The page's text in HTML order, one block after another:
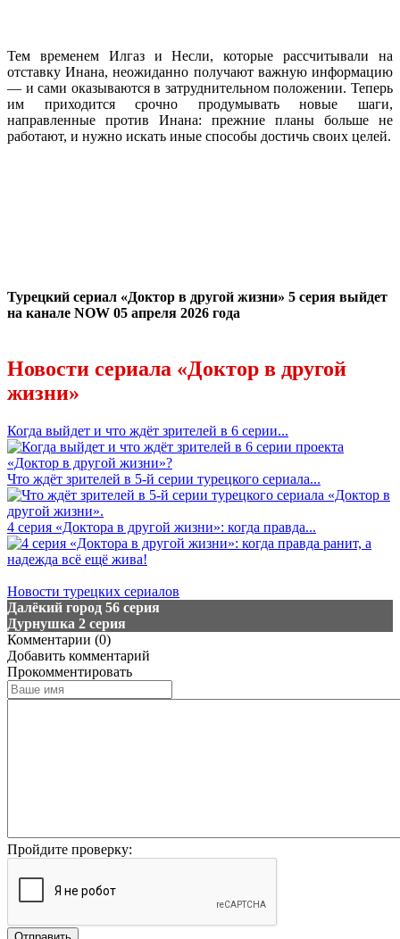
Тем временем Илгаз и Несли, которые рассчитывали на
отставку Инана, неожиданно получают важную информацию
— и сами оказываются в затруднительном положении. Теперь
им приходится срочно продумывать новые шаги,
направленные против Инана: прежние планы больше не
работают, и нужно искать иные способы достичь своих целей.
Турецкий сериал «Доктор в другой жизни» 5 серия выйдет
на канале NOW 05 апреля 2026 года
Новости сериала «Доктор в другой
жизни»
Когда выйдет и что ждёт зрителей в 6 серии...
Что ждёт зрителей в 5-й серии турецкого сериала...
4 серия «Доктора в другой жизни»: когда правда...
Новости турецких сериалов
Далёкий город 56 серия
Дурнушка 2 серия
Комментарии (0)
Добавить комментарий
Прокомментировать
Пройдите проверку: